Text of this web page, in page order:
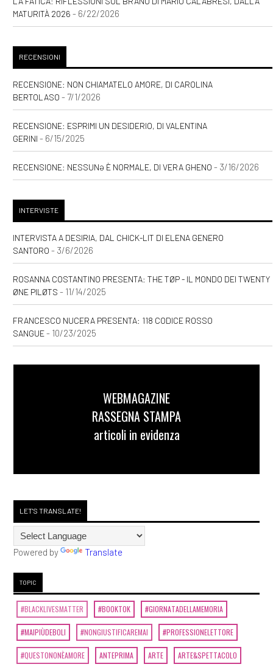
MATURITÀ 2026 - 6/22/2026
RECENSIONI
RECENSIONE: NON CHIAMATELO AMORE, DI CAROLINA
BERTOLASO - 7/1/2026
RECENSIONE: ESPRIMI UN DESIDERIO, DI VALENTINA
GERINI - 6/15/2025
RECENSIONE: NESSUNƏ È NORMALE, DI VERA GHENO - 3/16/2026
INTERVISTE
INTERVISTA A DESIRIA, DAL CHICK-LIT DI ELENA GENERO
SANTORO - 3/6/2026
ROSANNA COSTANTINO PRESENTA: THE TØP - IL MONDO DEI TWENTY
ØNE PILØTS - 11/14/2025
FRANCESCO NUCERA PRESENTA: 118 CODICE ROSSO
SANGUE- 10/23/2025
WEBMAGAZINE
RASSEGNA STAMPA
articoli in evidenza
LET'S TRANSLATE!
Powered by Translate
TOPIC
#BLACKLIVESMATTER #BOOKTOK #GIORNATADELLAMEMORIA
#MAIPIÙDEBOLI #NONGIUSTIFICAREMAI #PROFESSIONELETTORE
#QUESTONONÈAMORE ANTEPRIMA ARTE ARTE&SPETTACOLO